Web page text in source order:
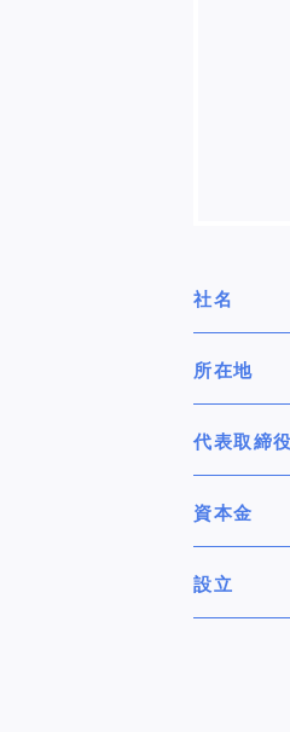
社名
所在地
代表取締役
資本金
設立